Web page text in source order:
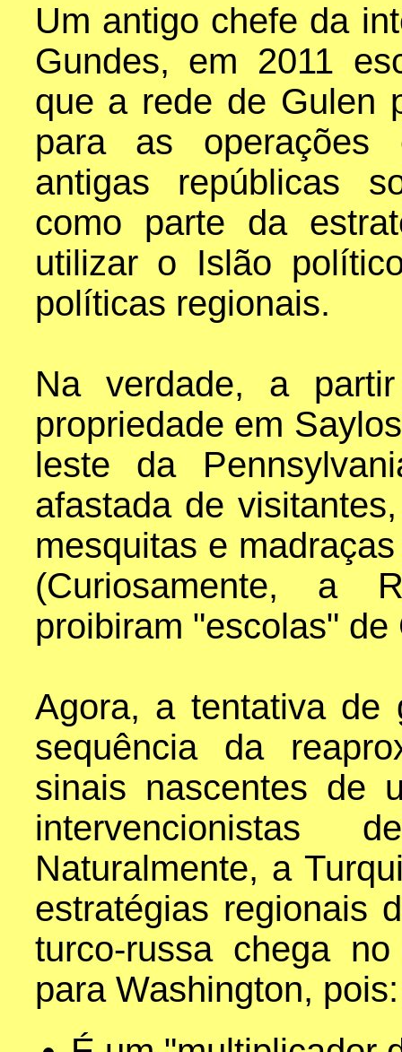
Um antigo chefe da
Gundes, em 2011
que a rede de Gulen
para as operações
antigas repúblicas
como parte da
utilizar o Islão
políticas regionais.
Na verdade, a
propriedade em
leste da
afastada de
mesquitas e
(Curiosamente, a
proibiram "escolas" de
Agora, a tentativa de
sequência da
sinais nascentes de
Naturalmente, a
estratégias regionais
turco-russa chega
para Washington, pois: